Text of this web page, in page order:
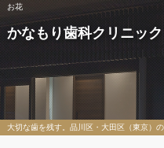
お花
かなもり歯科クリニッ
大切な歯を残す。品川区・大田区（東京）